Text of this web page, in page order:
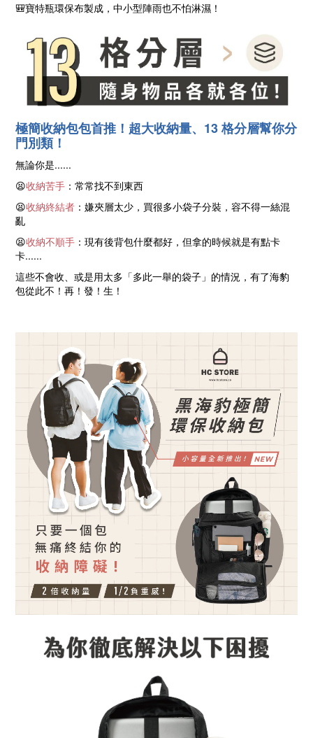
🎒寶特瓶環保布製成，中小型陣雨也不怕淋濕！
極簡收納包包首推！超大收納量、13 格分層幫你分
門別類！
無論你是......
😫收納苦手 ：常常找不到東西
😫收納終結者 ：嫌夾層太少，買很多小袋子分裝，容不得一絲混
亂
😫收納不順手 ：現有後背包什麼都好，但拿的時候就是有點卡
卡......
這些不會收、或是用太多「多此一舉的袋子」的情況，有了海豹
包從此不！再！發！生！